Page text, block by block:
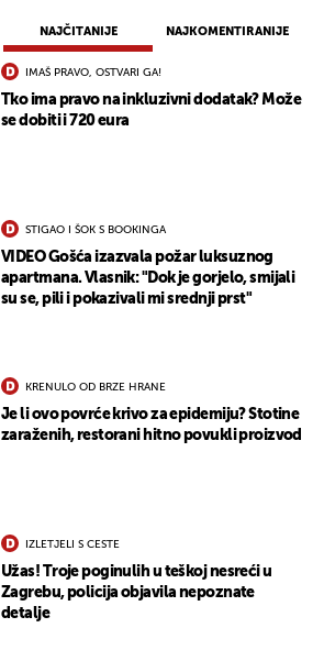
NAJČITANIJE NAJKOMENTIRANIJE
IMAŠ PRAVO, OSTVARI GA!
Tko ima pravo na inkluzivni dodatak? Može
se dobiti i 720 eura
STIGAO I ŠOK S BOOKINGA
VIDEO Gošća izazvala požar luksuznog
apartmana. Vlasnik: "Dok je gorjelo, smijali
su se, pili i pokazivali mi srednji prst"
KRENULO OD BRZE HRANE
Je li ovo povrće krivo za epidemiju? Stotine
zaraženih, restorani hitno povukli proizvod
IZLETJELI S CESTE
Užas! Troje poginulih u teškoj nesreći u
Zagrebu, policija objavila nepoznate
detalje